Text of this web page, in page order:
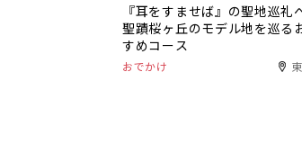
『耳をすませば』の聖地巡礼
聖蹟桜ヶ丘のモデル地を巡る
すめコース
おでかけ